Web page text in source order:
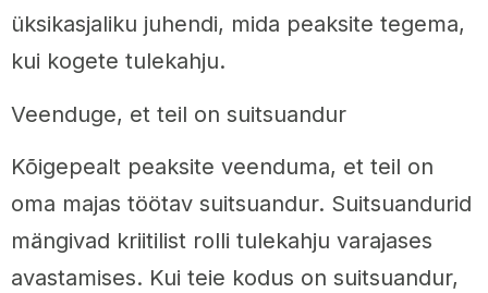
üksikasjaliku juhendi, mida peaksite tegema,
kui kogete tulekahju.
Veenduge, et teil on suitsuandur
Kõigepealt peaksite veenduma, et teil on
oma majas töötav suitsuandur. Suitsuandurid
mängivad kriitilist rolli tulekahju varajases
avastamises. Kui teie kodus on suitsuandur,